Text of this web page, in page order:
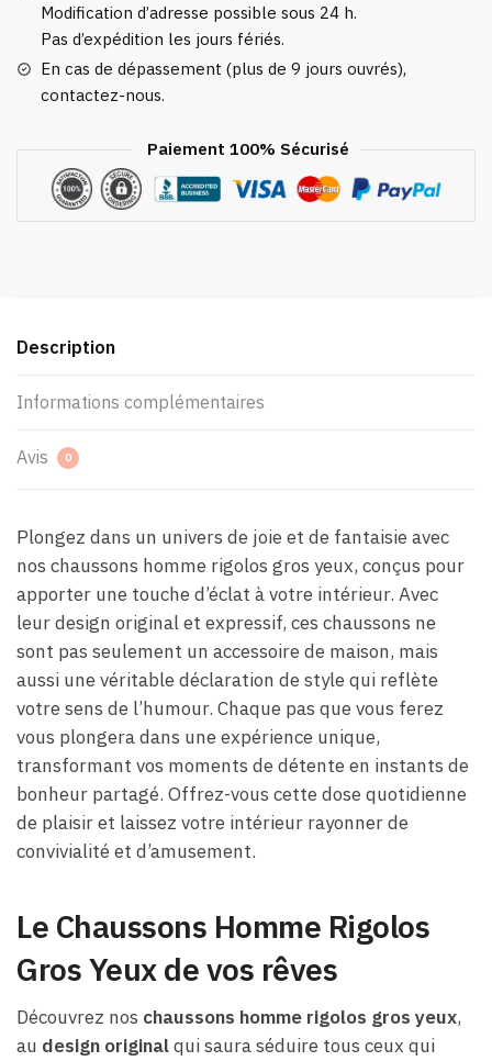
Modification d’adresse possible sous 24 h.
Pas d’expédition les jours fériés.
En cas de dépassement (plus de 9 jours ouvrés),
contactez-nous.
Paiement 100% Sécurisé
Description
Informations complémentaires
Avis 0
Plongez dans un univers de joie et de fantaisie avec
nos chaussons homme rigolos gros yeux, conçus pour
apporter une touche d’éclat à votre intérieur. Avec
leur design original et expressif, ces chaussons ne
sont pas seulement un accessoire de maison, mais
aussi une véritable déclaration de style qui reflète
votre sens de l’humour. Chaque pas que vous ferez
vous plongera dans une expérience unique,
transformant vos moments de détente en instants de
bonheur partagé. Offrez-vous cette dose quotidienne
de plaisir et laissez votre intérieur rayonner de
convivialité et d’amusement.
Le Chaussons Homme Rigolos
Gros Yeux de vos rêves
Découvrez nos chaussons homme rigolos gros yeux,
au design originalqui saura séduire tous ceux qui